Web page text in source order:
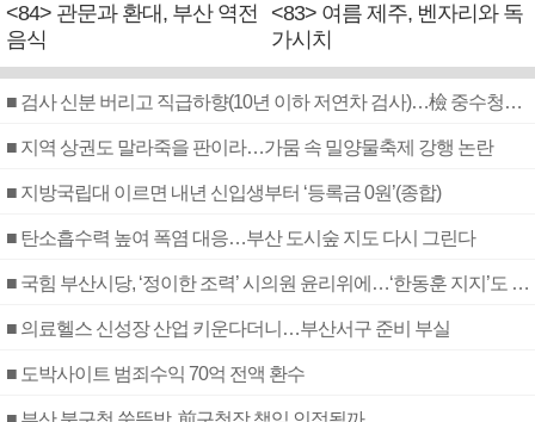
<84> 관문과 환대, 부산 역전
음식
<83> 여름 제주, 벤자리와 독
가시치
■ 검사 신분 버리고 직급하향(10년 이하 저연차 검사)…檢 중수청행 기피
■ 지역 상권도 말라죽을 판이라…가뭄 속 밀양물축제 강행 논란
■ 지방국립대 이르면 내년 신입생부터 ‘등록금 0원’(종합)
■ 탄소흡수력 높여 폭염 대응…부산 도시숲 지도 다시 그린다
■ 국힘 부산시당, ‘정이한 조력’ 시의원 윤리위에…‘한동훈 지지’도 신고접수
■ 의료헬스 신성장 산업 키운다더니…부산서구 준비 부실
■ 도박사이트 범죄수익 70억 전액 환수